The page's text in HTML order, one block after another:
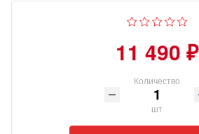
11 490 ₽
Количество
шт